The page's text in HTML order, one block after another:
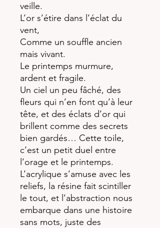
veille.
L’or s’étire dans l’éclat du
vent,
Comme un souffle ancien
mais vivant.
Le printemps murmure,
ardent et fragile.
Un ciel un peu fâché, des
fleurs qui n’en font qu’à leur
tête, et des éclats d’or qui
brillent comme des secrets
bien gardés… Cette toile,
c’est un petit duel entre
l’orage et le printemps.
L’acrylique s’amuse avec les
reliefs, la résine fait scintiller
le tout, et l’abstraction nous
embarque dans une histoire
sans mots, juste des